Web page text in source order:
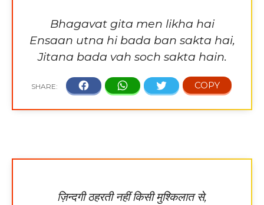
Bhagavat gita men likha hai
Ensaan utna hi bada ban sakta hai,
Jitana bada vah soch sakta hain.
ज़िन्दगी ठहरती नहीं किसी मुश्किलात से,